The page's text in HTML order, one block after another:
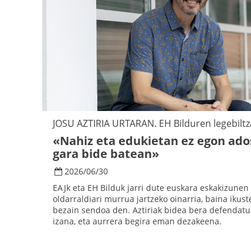
JOSU AZTIRIA URTARAN. EH Bilduren
«Nahiz eta edukietan ez egon
gara bide batean»
2026/06/30
EAJk eta EH Bilduk jarri dute euskara
oldarraldiari murrua jartzeko oinarria, baina
bezain sendoa den. Aztiriak bidea bera
izana, eta aurrera begira eman dezakeena.